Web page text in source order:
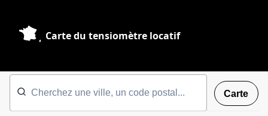
Carte du tensiomètre locatif
Carte